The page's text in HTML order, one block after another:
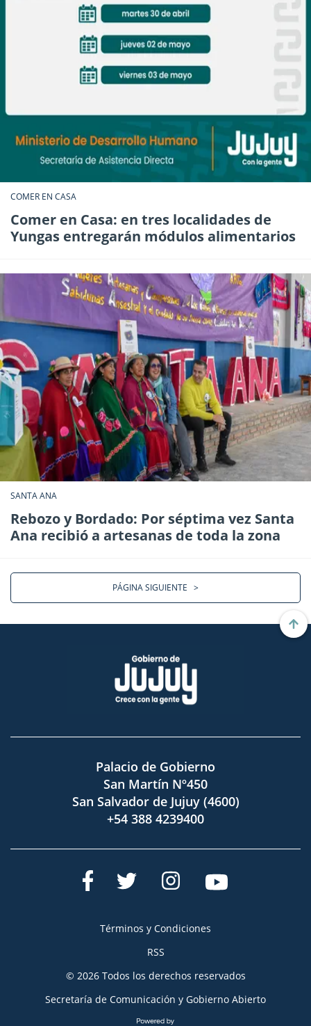
COMER EN CASA
Comer en Casa: en tres localidades de
Yungas entregarán módulos alimentarios
SANTA ANA
Rebozo y Bordado: Por séptima vez Santa
Ana recibió a artesanas de toda la zona
PÁGINA SIGUIENTE >
Palacio de Gobierno
San Martín Nº450
San Salvador de Jujuy (4600)
+54 388 4239400
Términos y Condiciones
RSS
© 2026 Todos los derechos reservados
Secretaría de Comunicación y Gobierno Abierto